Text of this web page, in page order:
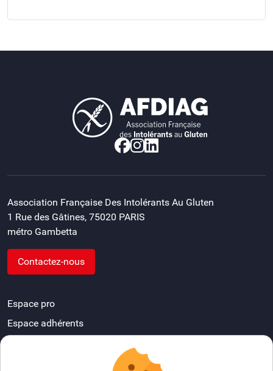
Association Française Des Intolérants Au Gluten
1 Rue des Gâtines, 75020 PARIS
métro Gambetta
Contactez-nous
Espace pro
Espace adhérents